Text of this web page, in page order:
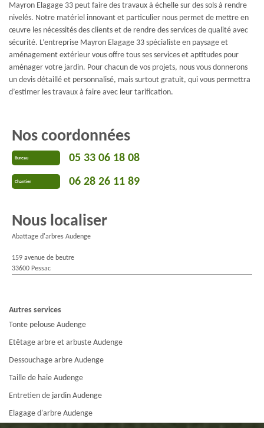
Mayron Elagage 33 peut faire des travaux à échelle sur des sols à rendre
nivelés. Notre matériel innovant et particulier nous permet de mettre en
œuvre les nécessités des clients et de rendre des services de qualité avec
sécurité. L’entreprise Mayron Elagage 33 spécialiste en paysage et
aménagement extérieur vous offre tous ses services et aptitudes pour
aménager votre jardin. Pour chacun de vos projets, nous vous donnerons
un devis détaillé et personnalisé, mais surtout gratuit, qui vous permettra
d’estimer les travaux à faire avec leur tarification.
Nos coordonnées
Bureau 05 33 06 18 08
Chantier 06 28 26 11 89
Nous localiser
Abattage d'arbres Audenge
159 avenue de beutre
33600 Pessac
Autres services
Tonte pelouse Audenge
Etêtage arbre et arbuste Audenge
Dessouchage arbre Audenge
Taille de haie Audenge
Entretien de jardin Audenge
Elagage d'arbre Audenge